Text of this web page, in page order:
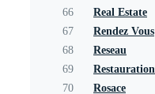
66
Real Estate
67
Rendez Vous
68
Reseau
69
Restauration
70
Rosace